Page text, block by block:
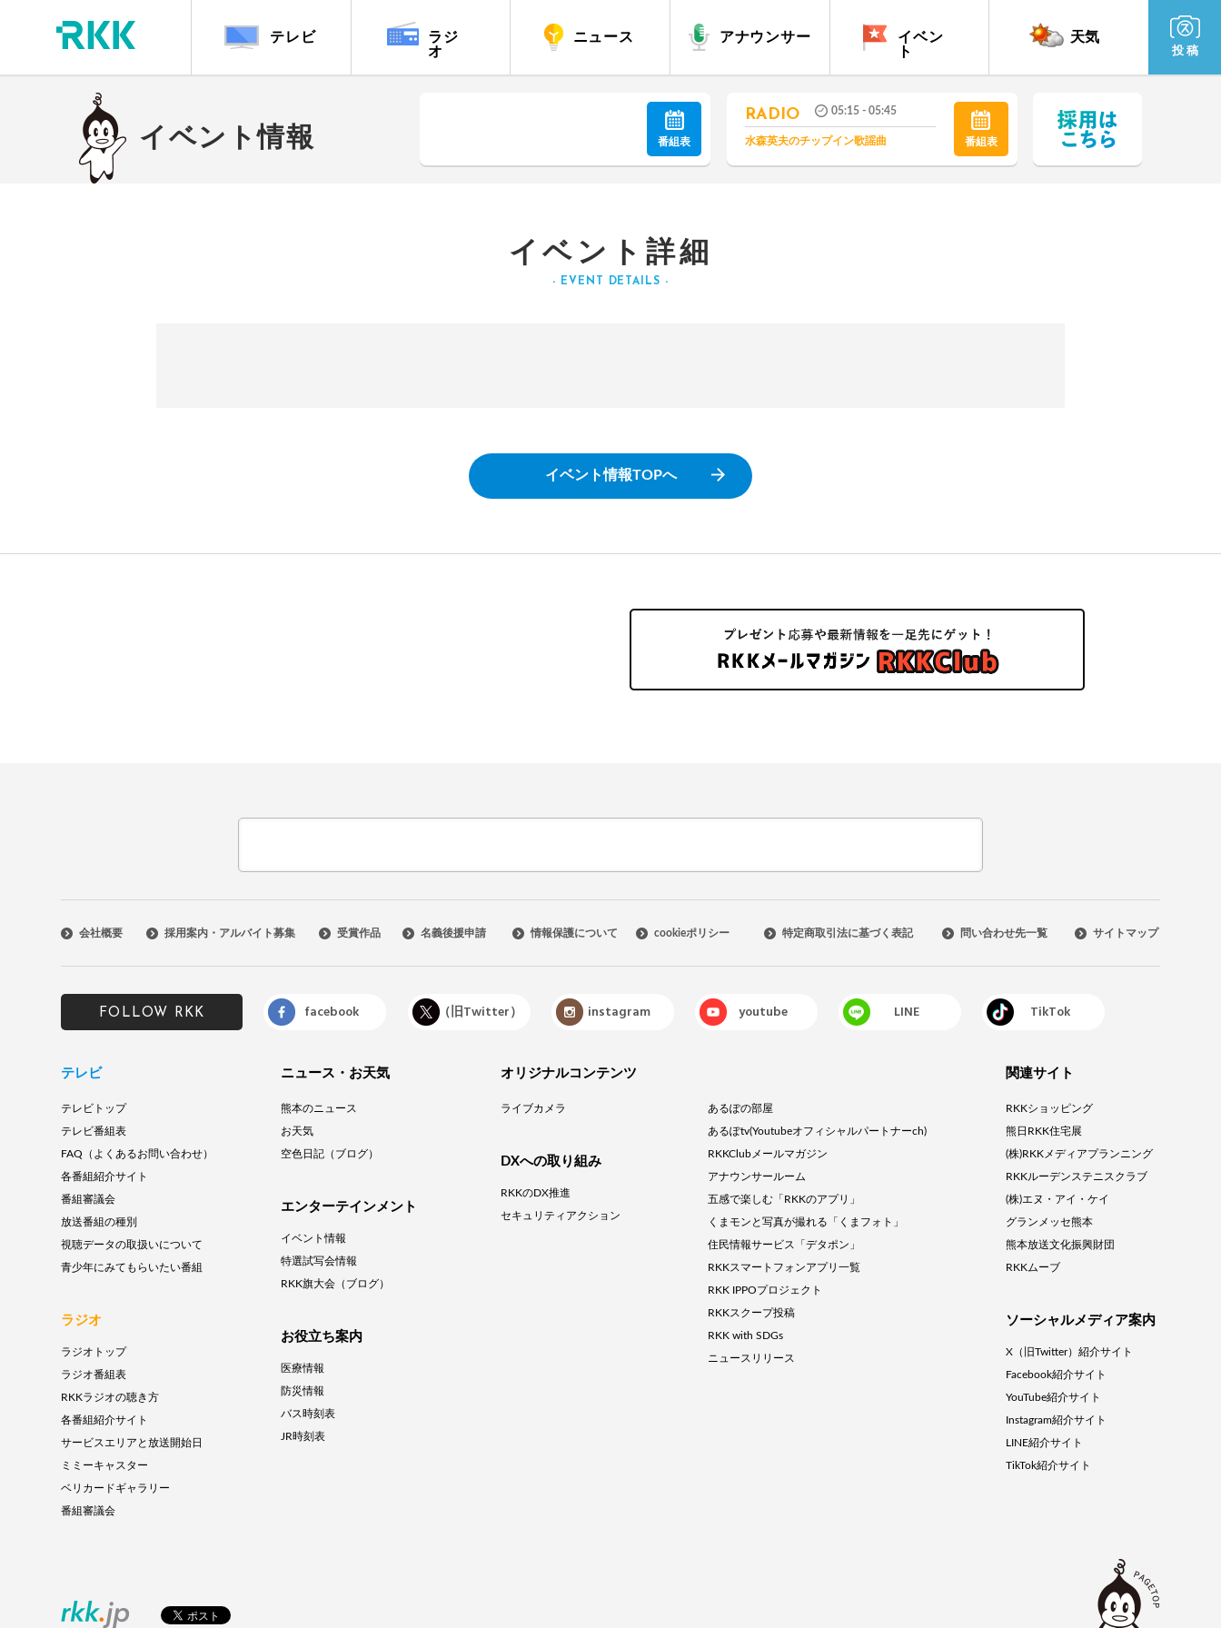
テレビ
ラジ
オ
ニュース アナウンサー
イベン
ト
天気
投 稿
イベント情報 番組表
RADIO 05:15 - 05:45
水森英夫のチップイン歌謡曲 番組表
イベント詳細
- EVENT DETAILS -
イベント情報TOPへ
会社概要 採用案内・アルバイト募集 受賞作品 名義後援申請 情報保護について cookieポリシー 特定商取引法に基づく表記 問い合わせ先一覧 サイトマップ
FOLLOW RKK facebook X（旧Twitter） instagram youtube LINE TikTok
テレビ
テレビトップ
テレビ番組表
FAQ（よくあるお問い合わせ）
各番組紹介サイト
番組審議会
放送番組の種別
視聴データの取扱いについて
青少年にみてもらいたい番組
ラジオ
ラジオトップ
ラジオ番組表
RKKラジオの聴き方
各番組紹介サイト
サービスエリアと放送開始日
ミミーキャスター
ベリカードギャラリー
番組審議会
ニュース・お天気
熊本のニュース
お天気
空色日記（ブログ）
エンターテインメント
イベント情報
特選試写会情報
RKK旗大会（ブログ）
お役立ち案内
医療情報
防災情報
バス時刻表
JR時刻表
オリジナルコンテンツ
ライブカメラ
DXへの取り組み
RKKのDX推進
セキュリティアクション
あるぽの部屋
あるぽtv(Youtubeオフィシャルパートナーch)
RKKClubメールマガジン
アナウンサールーム
五感で楽しむ「RKKのアプリ」
くまモンと写真が撮れる「くまフォト」
住民情報サービス「デタポン」
RKKスマートフォンアプリ一覧
RKK IPPOプロジェクト
RKKスクープ投稿
RKK with SDGs
ニュースリリース
関連サイト
RKKショッピング
熊日RKK住宅展
(株)RKKメディアプランニング
RKKルーデンステニスクラブ
(株)エヌ・アイ・ケイ
グランメッセ熊本
熊本放送文化振興財団
RKKムーブ
ソーシャルメディア案内
X（旧Twitter）紹介サイト
Facebook紹介サイト
YouTube紹介サイト
Instagram紹介サイト
LINE紹介サイト
TikTok紹介サイト